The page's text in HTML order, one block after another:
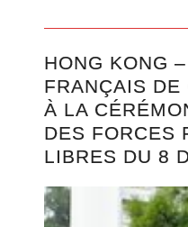
HONG KONG
FRANÇAIS DE
À LA
DES FORCES
LIBRES DU 8